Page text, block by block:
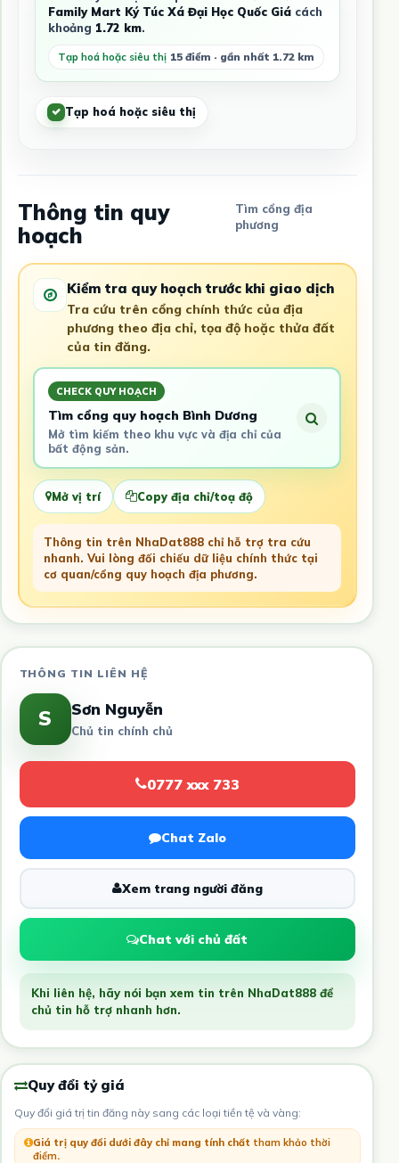
Family Mart Ký Túc Xá Đại Học Quốc Giácách
khoảng 1.72 km.
Tạp hoá hoặc siêu thị 15 điểm · gần nhất 1.72 km
Tạp hoá hoặc siêu thị
Thông tin quy
hoạch
Tìm cổng địa
phương
Kiểm tra quy hoạch trước khi giao dịch
Tra cứu trên cổng chính thức của địa
phương theo địa chỉ, tọa độ hoặc thửa đất
của tin đăng.
CHECK QUY HOẠCH
Tìm cổng quy hoạch Bình Dương
Mở tìm kiếm theo khu vực và địa chỉ của
bất động sản.
Mở vị trí Copy địa chỉ/toạ độ
Thông tin trên NhaDat888 chỉ hỗ trợ tra cứu
nhanh. Vui lòng đối chiếu dữ liệu chính thức tại
cơ quan/cổng quy hoạch địa phương.
THÔNG TIN LIÊN HỆ
S Sơn Nguyễn
Chủ tin chính chủ
0777 xxx 733
Chat Zalo
Xem trang người đăng
Chat với chủ đất
Khi liên hệ, hãy nói bạn xem tin trên NhaDat888 để
chủ tin hỗ trợ nhanh hơn.
Quy đổi tỷ giá
Quy đổi giá trị tin đăng này sang các loại tiền tệ và vàng:
Giá trị quy đổi dưới đây chỉ mang tính chất tham khảo thời
điểm.